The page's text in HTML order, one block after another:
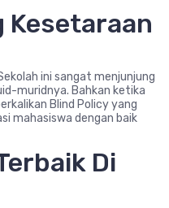
Kesetaraan
ini sangat menjunjung
muridnya. Bahkan ketika
Blind Policy yang
mahasiswa dengan baik
Di